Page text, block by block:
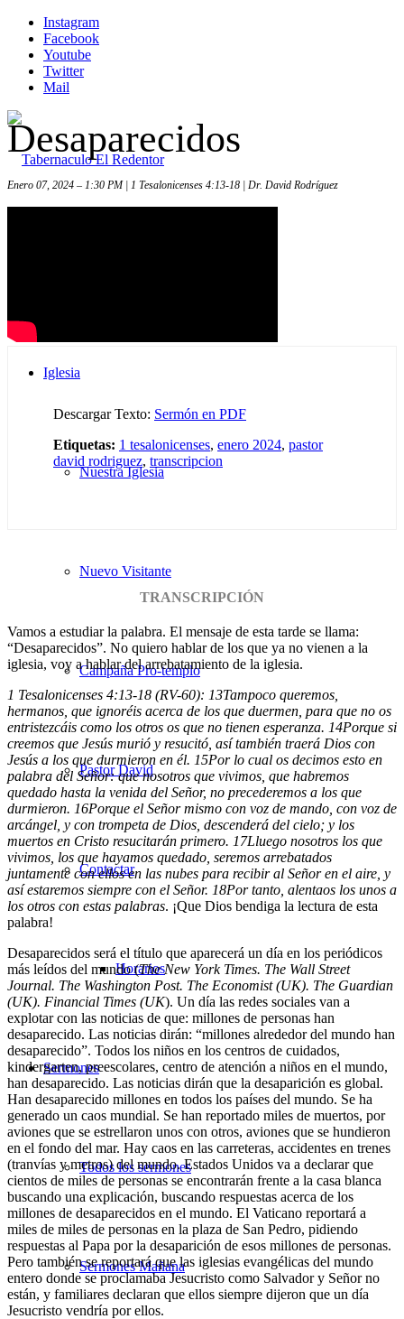
Instagram
Facebook
Youtube
Twitter
Mail
Iglesia
Nuestra Iglesia
Nuevo Visitante
Campaña Pro-templo
Pastor David
Contactar
Horarios
Sermones
Todos los sermones
Sermones Mañana
Desaparecidos
Enero 07, 2024 – 1:30 PM | 1 Tesalonicenses 4:13-18 | Dr. David Rodríguez
Descargar Texto: Sermón en PDF
Etiquetas: 1 tesalonicenses, enero 2024, pastor
david rodriguez, transcripcion
TRANSCRIPCIÓN
Vamos a estudiar la palabra. El mensaje de esta tarde se llama:
“Desaparecidos”. No quiero hablar de los que ya no vienen a la
iglesia, voy a hablar del arrebatamiento de la iglesia.
1 Tesalonicenses 4:13-18 (RV-60): 13Tampoco queremos,
hermanos, que ignoréis acerca de los que duermen, para que no os
entristezcáis como los otros os que no tienen esperanza. 14Porque si
creemos que Jesús murió y resucitó, así también traerá Dios con
Jesús a los que durmieron en él. 15Por lo cual os decimos esto en
palabra del Señor: que nosotros que vivimos, que habremos
quedado hasta la venida del Señor, no precederemos a los que
durmieron. 16Porque el Señor mismo con voz de mando, con voz de
arcángel, y con trompeta de Dios, descenderá del cielo; y los
muertos en Cristo resucitarán primero. 17Lluego nosotros los que
vivimos, los que hayamos quedado, seremos arrebatados
juntamente con ellos en las nubes para recibir al Señor en el aire, y
así estaremos siempre con el Señor. 18Por tanto, alentaos los unos a
los otros con estas palabras. ¡Que Dios bendiga la lectura de esta
palabra!
Desaparecidos será el título que aparecerá un día en los periódicos
más leídos del mundo (The New York Times. The Wall Street
Journal. The Washington Post. The Economist (UK). The Guardian
(UK). Financial Times (UK). Un día las redes sociales van a
explotar con las noticias de que: millones de personas han
desaparecido. Las noticias dirán: “millones alrededor del mundo han
desaparecido”. Todos los niños en los centros de cuidados,
kindergarten, preescolares, centro de atención a niños en el mundo,
han desaparecido. Las noticias dirán que la desaparición es global.
Han desaparecido millones en todos los países del mundo. Se ha
generado un caos mundial. Se han reportado miles de muertos, por
aviones que se estrellaron unos con otros, aviones que se hundieron
en el fondo del mar. Hay caos en las carreteras, accidentes en trenes
(tranvías y metros) del mundo. Estados Unidos va a declarar que
cientos de miles de personas se encontrarán frente a la casa blanca
buscando una explicación, buscando respuestas acerca de los
millones de desaparecidos en el mundo. El Vaticano reportará a
miles de miles de personas en la plaza de San Pedro, pidiendo
respuestas al Papa por la desaparición de esos millones de personas.
Pero también se reportará que las iglesias evangélicas del mundo
entero donde se proclamaba Jesucristo como Salvador y Señor no
están, y familiares declaran que ellos siempre dijeron que un día
Jesucristo vendría por ellos.